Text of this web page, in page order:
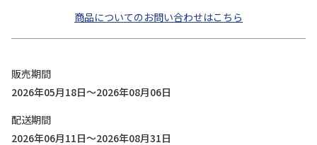
商品についてのお問い合わせはこちら
販売期間
2026年05月18日～2026年08月06日
配送期間
2026年06月11日～2026年08月31日